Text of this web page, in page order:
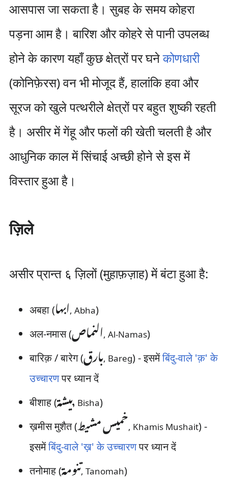
आसपास जा सकता है। सुबह के समय कोहरा
पड़ना आम है। बारिश और कोहरे से पानी उपलब्ध
होने के कारण यहाँ कुछ क्षेत्रों पर घनेकोणधारी
(कोनिफ़ेरस​) वन भी मोजूद हैं, हालांकि हवा और
सूरज को खुले पत्थरीले क्षेत्रों पर बहुत शुष्की रहती
है। असीर में गेंहू और फलों की खेती चलती है और
आधुनिक काल में सिंचाई अच्छी होने से इस में
विस्तार हुआ है।
ज़िले
असीर प्रान्त ६ ज़िलों (मुहाफ़ज़ाह) में बंटा हुआ है:
अबहा (ابها‎, Abha)
अल-नमास (النماص‎, Al-Namas)
बारिक़ / बारेग (بارق‎, Bareg) - इसमेंबिंदु-वाले 'क़' के
उच्चारणपर ध्यान दें
बीशाह (بيشة‎, Bisha)
ख़मीस मुशैत​ (خميس مشيط‎, Khamis Mushait) -
इसमेंबिंदु-वाले 'ख़' के उच्चारणपर ध्यान दें
तनोमाह​ (تنومة‎, Tanomah)